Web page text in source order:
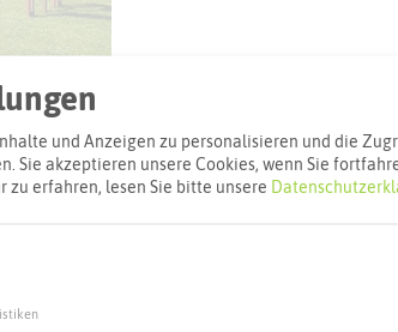
und Anzeigen zu personalisieren und die
Sie akzeptieren unsere Cookies, wenn Sie
zu erfahren, lesen Sie bitte unsere